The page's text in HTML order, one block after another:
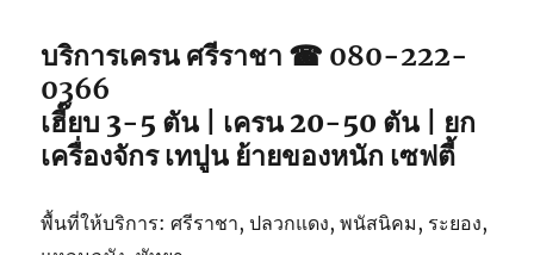
บริการเครน ศรีราชา ☎ 080-222-
0366
เฮี๊ยบ 3-5 ตัน | เครน 20-50 ตัน | ยก
เครื่องจักร เทปูน ย้ายของหนัก เซฟตี้
พื้นที่ให้บริการ: ศรีราชา, ปลวกแดง, พนัสนิคม, ระยอง,